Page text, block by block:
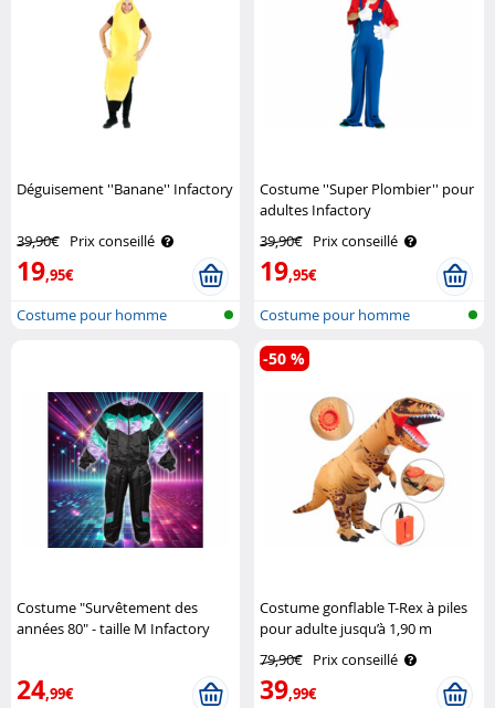
Déguisement ''Banane'' Infactory
39,90€ Prix conseillé
19,95€
Costume pour homme
Costume ''Super Plombier'' pour
adultes Infactory
39,90€ Prix conseillé
19,95€
Costume pour homme
Costume "Survêtement des
années 80" - taille M Infactory
24,99€
Costume gonflable T-Rex à piles
pour adulte jusqu’à 1,90 m
79,90€ Prix conseillé
39,99€
-50 %